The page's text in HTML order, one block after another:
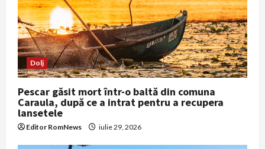
Dolj
Pescar găsit mort într-o baltă din comuna
Caraula, după ce a intrat pentru a recupera
lansetele
Editor RomNews iulie 29, 2026